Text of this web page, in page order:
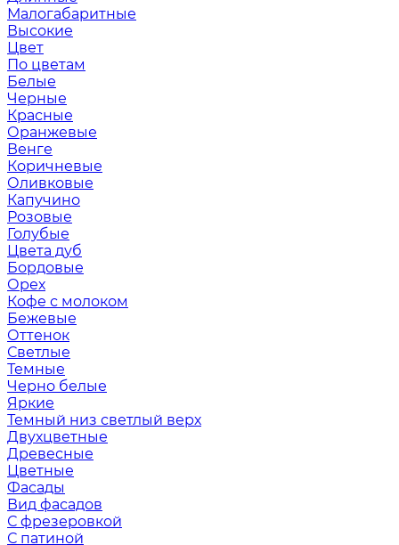
Малогабаритные
Высокие
Цвет
По цветам
Белые
Черные
Красные
Оранжевые
Венге
Коричневые
Оливковые
Капучино
Розовые
Голубые
Цвета дуб
Бордовые
Орех
Кофе с молоком
Бежевые
Оттенок
Светлые
Темные
Черно белые
Яркие
Темный низ светлый верх
Двухцветные
Древесные
Цветные
Фасады
Вид фасадов
С фрезеровкой
С патиной